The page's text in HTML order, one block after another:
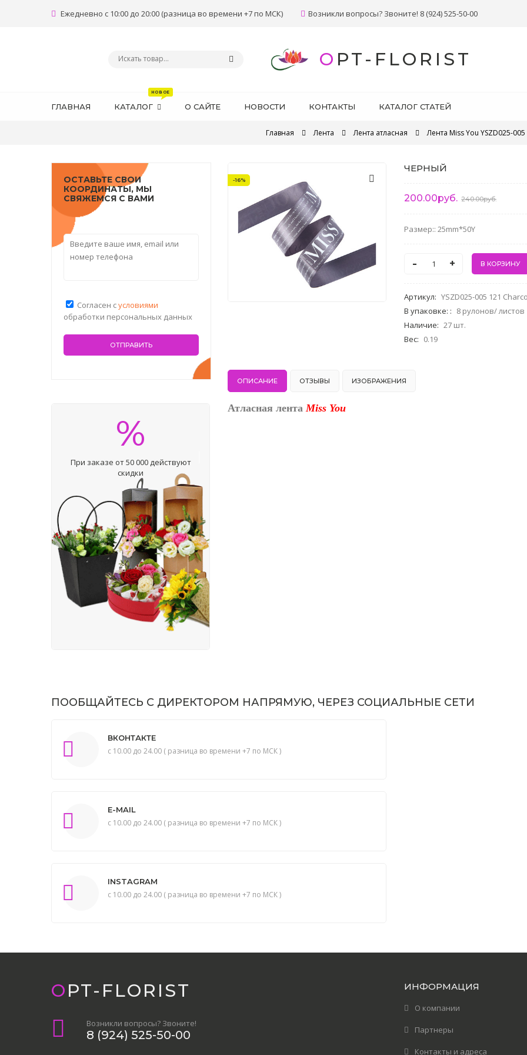
Ежедневно с 10:00 до 20:00 (разница во времени +7 по МСК) Возникли вопросы? Звоните! 8 (924) 525-50-00
OPT-FLORIST
ГЛАВНАЯ КАТАЛОГ О САЙТЕ НОВОСТИ КОНТАКТЫ КАТАЛОГ СТАТЕЙ
Главная Лента Лента атласная Лента Miss You YSZD025-005
-16%
ЧЕРНЫЙ
200.00руб. 240.00руб.
Размер:: 25mm*50Y
- +
Артикул: YSZD025-005 121
В упаковке: : 8 рулонов/ листов
Наличие: 27 шт.
Вес: 0.19
ОПИСАНИЕ ОТЗЫВЫ ИЗОБРАЖЕНИЯ
Атласная лента Miss You
ОСТАВЬТЕ СВОИ
КООРДИНАТЫ, МЫ
СВЯЖЕМСЯ С ВАМИ
Согласен сусловиями
обработки персональных данных
%
При заказе от 50 000 действуют
скидки
ПООБЩАЙТЕСЬ С ДИРЕКТОРОМ НАПРЯМУЮ, ЧЕРЕЗ СОЦИАЛЬНЫЕ СЕТИ
ВКОНТАКТЕ
с 10.00 до 24.00 ( разница во времени +7 по МСК )
E-MAIL
с 10.00 до 24.00 ( разница во времени +7 по МСК )
INSTAGRAM
с 10.00 до 24.00 ( разница во времени +7 по МСК )
OPT-FLORIST
Возникли вопросы? Звоните!
8 (924) 525-50-00
ИНФОРМАЦИЯ
О компании
Партнеры
Контакты и адреса